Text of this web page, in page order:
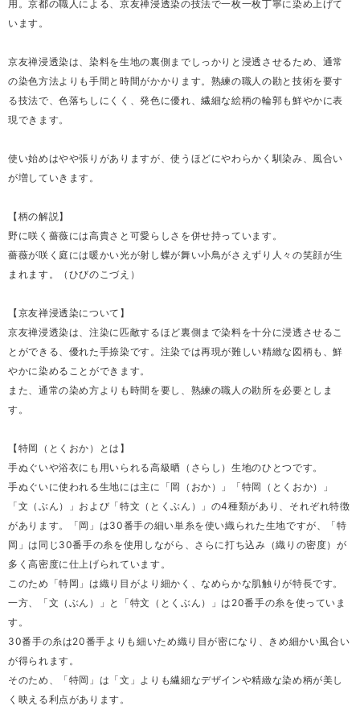
用。京都の職人による、京友禅浸透染の技法で一枚一枚丁寧に染め上げて
います。
京友禅浸透染は、染料を生地の裏側までしっかりと浸透させるため、通常
の染色方法よりも手間と時間がかかります。熟練の職人の勘と技術を要す
る技法で、色落ちしにくく、発色に優れ、繊細な絵柄の輪郭も鮮やかに表
現できます。
使い始めはやや張りがありますが、使うほどにやわらかく馴染み、風合い
が増していきます。
【柄の解説】
野に咲く薔薇には高貴さと可愛らしさを併せ持っています。
薔薇が咲く庭には暖かい光が射し蝶が舞い小鳥がさえずり人々の笑顔が生
まれます。（ひびのこづえ）
【京友禅浸透染について】
京友禅浸透染は、注染に匹敵するほど裏側まで染料を十分に浸透させるこ
とができる、優れた手捺染です。注染では再現が難しい精緻な図柄も、鮮
やかに染めることができます。
また、通常の染め方よりも時間を要し、熟練の職人の勘所を必要としま
す。
【特岡（とくおか）とは】
手ぬぐいや浴衣にも用いられる高級晒（さらし）生地のひとつです。
手ぬぐいに使われる生地には主に「岡（おか）」「特岡（とくおか）」
「文（ぶん）」および「特文（とくぶん）」の4種類があり、それぞれ特徴
があります。「岡」は30番手の細い単糸を使い織られた生地ですが、「特
岡」は同じ30番手の糸を使用しながら、さらに打ち込み（織りの密度）が
多く高密度に仕上げられています。
このため「特岡」は織り目がより細かく、なめらかな肌触りが特長です。
一方、「文（ぶん）」と「特文（とくぶん）」は20番手の糸を使っていま
す。
30番手の糸は20番手よりも細いため織り目が密になり、きめ細かい風合い
が得られます。
そのため、「特岡」は「文」よりも繊細なデザインや精緻な染め柄が美し
く映える利点があります。